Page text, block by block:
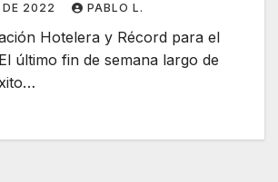
DE 2022 PABLO L.
Hotelera y Récord para el
último fin de semana largo de